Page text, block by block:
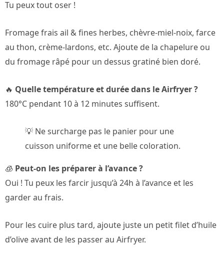
Tu peux tout oser !
Fromage frais ail & fines herbes, chèvre-miel-noix, farce
au thon, crème-lardons, etc. Ajoute de la chapelure ou
du fromage râpé pour un dessus gratiné bien doré.
🔥 Quelle température et durée dans le Airfryer ?
180°C pendant 10 à 12 minutes suffisent.
💡 Ne surcharge pas le panier pour une
cuisson uniforme et une belle coloration.
🧊 Peut-on les préparer à l’avance ?
Oui ! Tu peux les farcir jusqu’à 24h à l’avance et les
garder au frais.
Pour les cuire plus tard, ajoute juste un petit filet d’huile
d’olive avant de les passer au Airfryer.